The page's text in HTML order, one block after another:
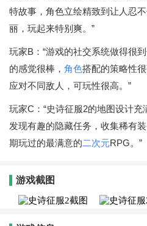
特故事，角色立绘精致到让人忍不
丽，玩起来特别爽。”
玩家B：“游戏的社交系统做得很
的感觉很棒， 角色搭配的策略性
应对不同敌人，可玩性很高。”
玩家C：“史诗征服2的地图设计
发现有趣的隐藏任务，收集稀有
期玩过的最满意的二次元RPG。”
游戏截图